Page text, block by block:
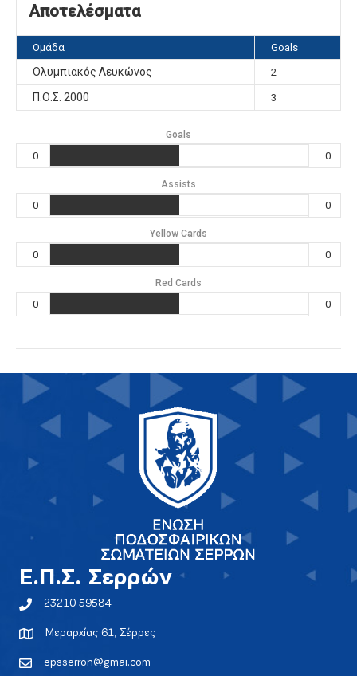
Αποτελέσματα
Ομάδα Goals
Ολυμπιακός Λευκώνος 2
Π.Ο.Σ. 2000 3
Goals
0 0
Assists
0 0
Yellow Cards
0 0
Red Cards
0 0
E.Π.Σ. Σερρών
23210 59584
Μεραρχίας 61, Σέρρες
epsserron@gmai.com